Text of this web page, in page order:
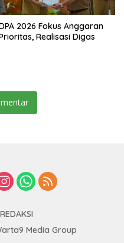
2026 Fokus Anggaran
Realisasi Digas
REDAKSI
Media Group